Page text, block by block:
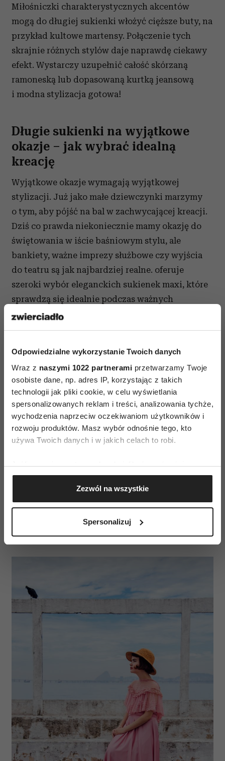
Odpowiedzialne wykorzystanie Twoich danych
Wraz z naszymi 1022 partnerami przetwarzamy Twoje
osobiste dane, np. adres IP, korzystając z takich
technologii jak pliki cookie, w celu wyświetlania
spersonalizowanych reklam i treści, analizowania tychże,
wychodzenia naprzeciw oczekiwaniom użytkowników i
rozwoju produktów. Masz wybór odnośnie tego, kto
używa Twoich danych i w jakich celach to robi.
Jeśli wyrazisz na to zgodę, chcielibyśmy również:
Gromadzić dane dotyczące Twojej lokalizacji
geograficznej z dokładnością nawet do kilku metrów
Identyfikować Twoje urządzenie, aktywnie
(fingerprinting, czyli wirtualny odcisk palca)
Wykorzystujemy pliki cookie do spersonalizowania treści
i reklam, aby oferować funkcje społecznościowe i
korzystasz z naszej witryny, udostępniamy partnerom
społecznościowym, reklamowym i analitycznym.
Partnerzy mogą połączyć te informacje z innymi danymi
otrzymanymi od Ciebie lub uzyskanymi podczas
korzystania z ich usług.
Zezwól na wszystkie
Spersonalizuj
Miłośniczki charakterystycznych akcentów
mogą do długiej sukienki włożyć cięższe buty, na
przykład kultowe martensy. Połączenie tych
skrajnie różnych stylów daje naprawdę ciekawy
efekt. Wystarczy uzupełnić całość skórzaną
ramoneską lub dopasowaną kurtką jeansową
i modna stylizacja gotowa!
Długie sukienki na wyjątkowe
okazje – jak wybrać idealną
kreację
Wyjątkowe okazje wymagają wyjątkowej
stylizacji. Już jako małe dziewczynki marzymy
o tym, aby pójść na bal w zachwycającej kreacji.
Dziś co prawda niekoniecznie mamy okazję do
świętowania w iście baśniowym stylu, ale
bankiety, ważne imprezy służbowe czy wyjścia
do teatru są jak najbardziej realne. oferuje
szeroki wybór eleganckich sukienek maxi, które
sprawdzą się idealnie podczas ważnych
wydarzeń. Stylizacja wieczorowa powinna
podkreślać rangę wydarzenia, a jednocześnie być
Wybierając sukienkę na ważną okazję koniecznie
należy zwrócić uwagę na to, jakie modele pasują
do konkretnych typów sylwetki. Nawet
najbardziej efektowna kreacja może stracić cały
swój urok, jeśli nie będzie dobrze leżeć na osobie,
która ją nosi. Na szczęście projektanci sukienek
czegoś takiego jak sylwetka idealna. Każda
dopasowanych ubrań, umiejętnie je